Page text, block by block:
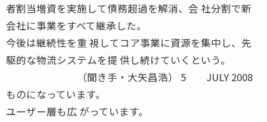
者割当増資を実施して債務超過を解消、会 社分割で新
会社に事業をすべて継承した。
今後は継続性を重 視してコア事業に資源を集中し、先
駆的な物流システムを提 供し続けていくという。
（聞き手・大矢昌浩） 5 JULY 2008
ものになっています。
ユーザー層も広 がっています。